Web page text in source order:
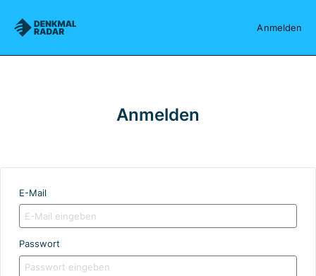
Denkmalradar Anmelden
Anmelden
E-Mail
Passwort